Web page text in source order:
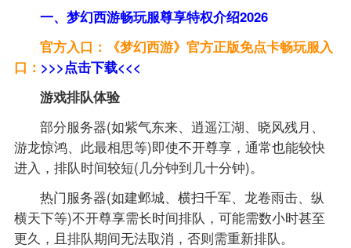
一、梦幻西游畅玩服尊享特权介绍2026
官方入口：《梦幻西游》官方正版免点卡畅玩服入
口： >>>点击下载<<<
游戏排队体验
部分服务器(如紫气东来、逍遥江湖、晓风残月、
游龙惊鸿、此最相思等)即使不开尊享，通常也能较快
进入，排队时间较短(几分钟到几十分钟)。
热门服务器(如建邺城、横扫千军、龙卷雨击、纵
横天下等)不开尊享需长时间排队，可能需数小时甚至
更久，且排队期间无法取消，否则需重新排队。